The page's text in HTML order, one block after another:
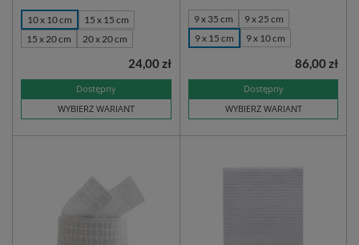
10 x 10 cm
15 x 15 cm
15 x 20 cm
20 x 20 cm
Dostępny
WYBIERZ WARIANT
24,00 zł
9 x 35 cm
9 x 25 cm
9 x 15 cm
9 x 10 cm
Dostępny
WYBIERZ WARIANT
86,00 zł